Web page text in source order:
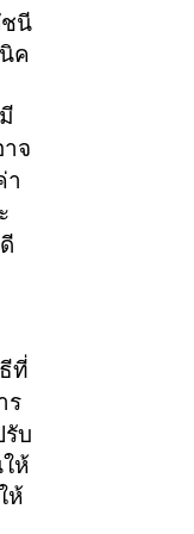
ชนี
ค
จ
า
ที่
ร
บ
ห้
ห้